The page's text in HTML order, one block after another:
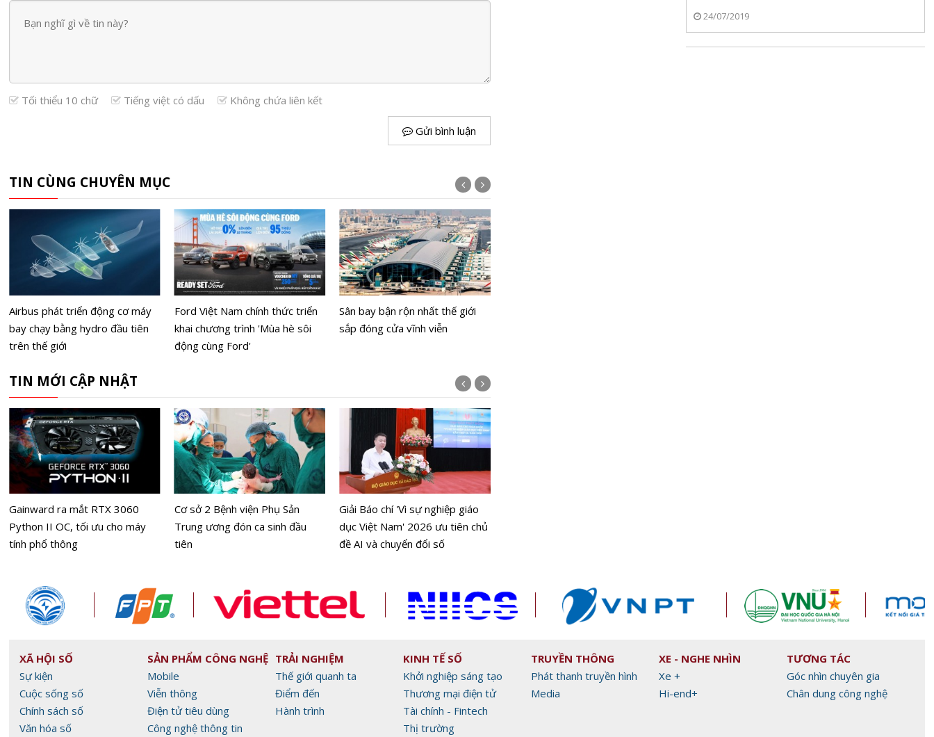
Tối thiểu 10 chữ Tiếng việt có dấu Không chứa liên kết
Gửi bình luận
TIN CÙNG CHUYÊN MỤC
Airbus phát triển động cơ máy
bay chạy bằng hydro đầu tiên
trên thế giới
Ford Việt Nam chính thức triển
khai chương trình 'Mùa hè sôi
động cùng Ford'
Sân bay bận rộn nhất thế giới
sắp đóng cửa vĩnh viễn
TIN MỚI CẬP NHẬT
Gainward ra mắt RTX 3060
Python II OC, tối ưu cho máy
tính phổ thông
Cơ sở 2 Bệnh viện Phụ Sản
Trung ương đón ca sinh đầu
tiên
Giải Báo chí 'Vì sự nghiệp giáo
dục Việt Nam' 2026 ưu tiên chủ
đề AI và chuyển đổi số
24/07/2019
XÃ HỘI SỐ
Sự kiện
Cuộc sống số
Chính sách số
Văn hóa số
SẢN PHẨM CÔNG NGHỆ
Mobile
Viễn thông
Điện tử tiêu dùng
Công nghệ thông tin
TRẢI NGHIỆM
Thế giới quanh ta
Điểm đến
Hành trình
KINH TẾ SỐ
Khởi nghiệp sáng tạo
Thương mại điện tử
Tài chính - Fintech
Thị trường
TRUYỀN THÔNG
Phát thanh truyền hình
Media
XE - NGHE NHÌN
Xe +
Hi-end+
TƯƠNG TÁC
Góc nhìn chuyên gia
Chân dung công nghệ